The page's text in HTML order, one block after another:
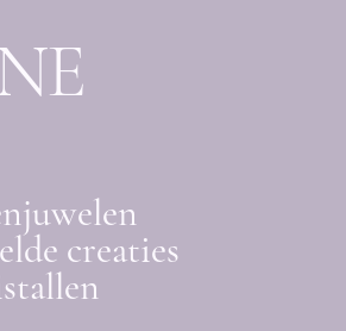
creaties